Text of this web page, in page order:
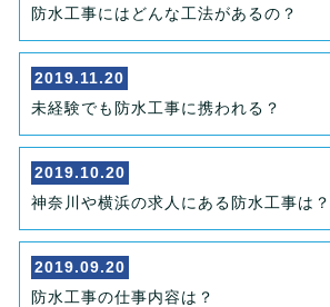
防水工事にはどんな工法があるの？
2019.11.20
未経験でも防水工事に携われる？
2019.10.20
神奈川や横浜の求人にある防水工事は？
2019.09.20
防水工事の仕事内容は？